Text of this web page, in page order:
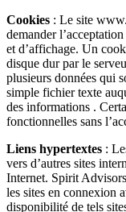
Cookies : Le site
demander
et d’affichage. Un
disque dur par le
plusieurs données qui
simple fichier texte
des informations .
fonctionnelles sans
Liens hypertextes :
vers d’autres sites
Internet. Spirit
les sites en connexion
disponibilité de tels